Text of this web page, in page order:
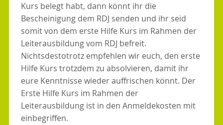
Kurs belegt habt, dann könnt ihr die
Bescheinigung dem RDJ senden und ihr seid
somit von dem erste Hilfe Kurs im Rahmen der
Leiterausbildung vom RDJ befreit.
Nichtsdestotrotz empfehlen wir euch, den erste
Hilfe Kurs trotzdem zu absolvieren, damit ihr
eure Kenntnisse wieder auffrischen könnt. Der
Erste Hilfe Kurs im Rahmen der
Leiterausbildung ist in den Anmeldekosten mit
einbegriffen.